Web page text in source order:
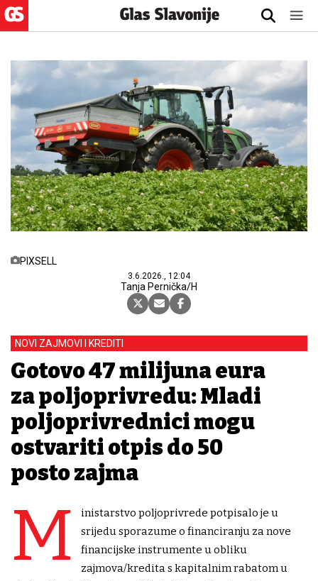
PIXSELL
3.6.2026., 12:04
Tanja Pernička/H
NOVI ZAJMOVI I KREDITI
Gotovo 47 milijuna eura
za poljoprivredu: Mladi
poljoprivrednici mogu
ostvariti otpis do 50
posto zajma
M
inistarstvo poljoprivrede potpisalo je u
srijedu sporazume o financiranju za nove
financijske instrumente u obliku
zajmova/kredita s kapitalnim rabatom u